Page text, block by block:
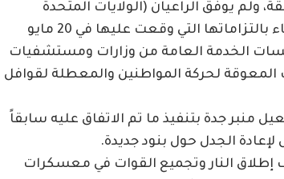
يوفق الراعيان (الولايات المتحدة
والسعودية)، في حمل مليشيا الدعم السريع على الوفاء بالتزاماتها التي وقعت عليها في 20 مايو
الخدمة العامة من وزارات ومستشفيات
المعوقة لحركة المواطنين والمعطلة لقوافل
منبر جدة بتنفيذ ما تم الاتفاق عليه سابقاً
الجدل حول بنود جديدة.
النار وتجميع القوات في معسكرات